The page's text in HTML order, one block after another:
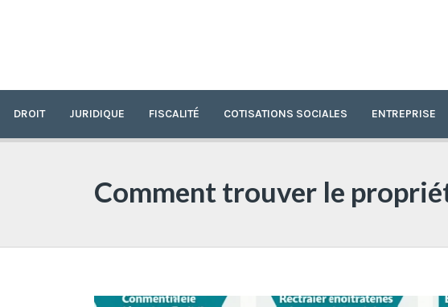
DROIT JURIDIQUE FISCALITÉ COTISATIONS SOCIALES ENTREPRISE
Comment trouver le